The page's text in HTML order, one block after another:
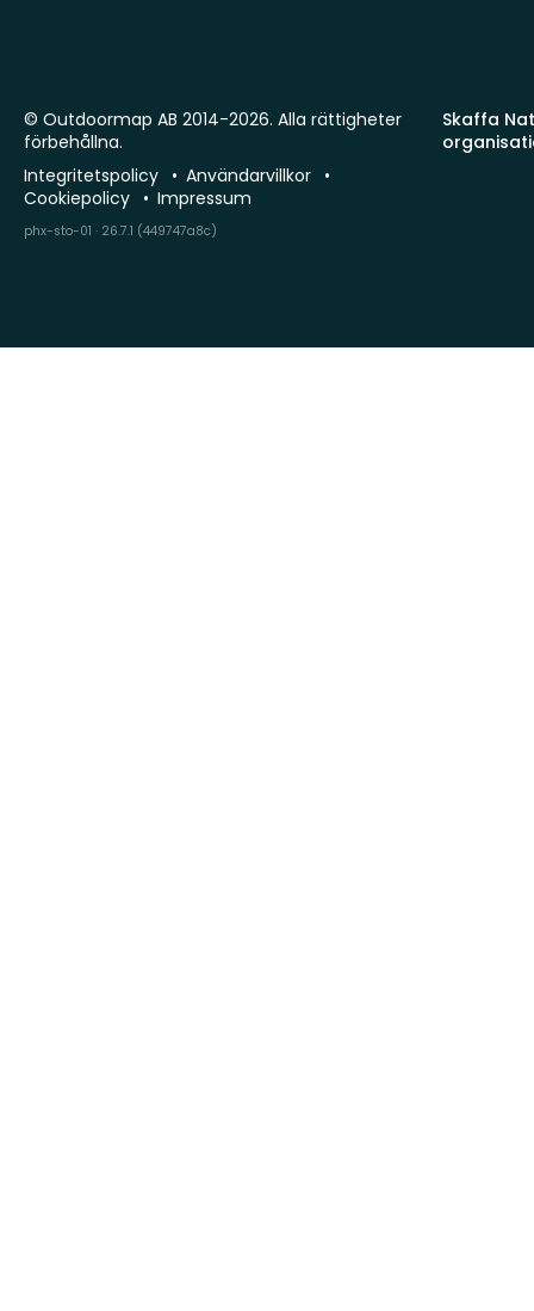
Skaffa
© Outdoormap AB 2014-2026. Alla rättigheter
förbehållna.
Integritetspolicy
Användarvillkor
Cookiepolicy
Impressum
phx-sto-01 · 26.7.1 (449747a8c)